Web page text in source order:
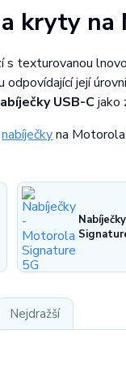
kryty
s texturovanou
odpovídající její
USB-Cjako
nabíječkyna
Nejdražší